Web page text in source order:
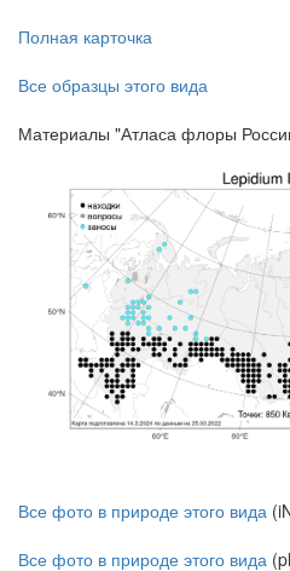
Полная карточка
Все образцы этого вида
Материалы "Атласа флоры
Все фото в природе этого вида
Все фото в природе этого вида